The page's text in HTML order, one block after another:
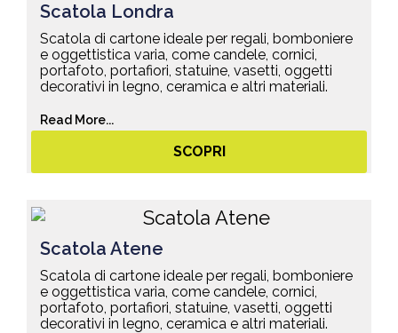
Scatola Londra
Scatola di cartone ideale per regali, bomboniere
e oggettistica varia, come candele, cornici,
portafoto, portafiori, statuine, vasetti, oggetti
decorativi in legno, ceramica e altri materiali.
Read More...
SCOPRI
Scatola Atene
Scatola di cartone ideale per regali, bomboniere
e oggettistica varia, come candele, cornici,
portafoto, portafiori, statuine, vasetti, oggetti
decorativi in legno, ceramica e altri materiali.